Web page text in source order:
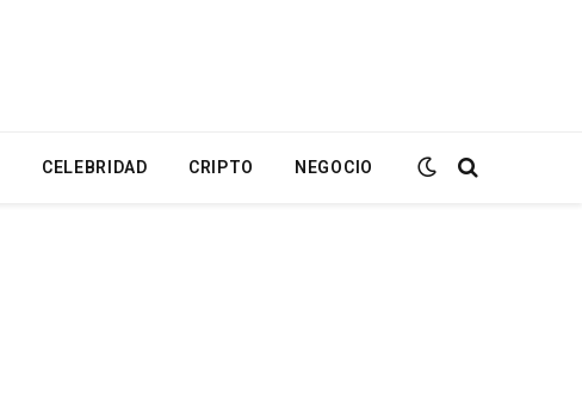
CELEBRIDAD CRIPTO NEGOCIO